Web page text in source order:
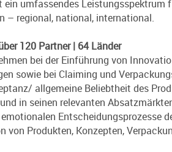
ein umfassendes Leistungsspektrum
– regional, national, international.
120 Partner | 64 Länder
bei der Einführung von
sowie bei Claiming und
allgemeine Beliebtheit des
in seinen relevanten
Ent­scheidungs­prozesse
von Produkten, Konzepten,